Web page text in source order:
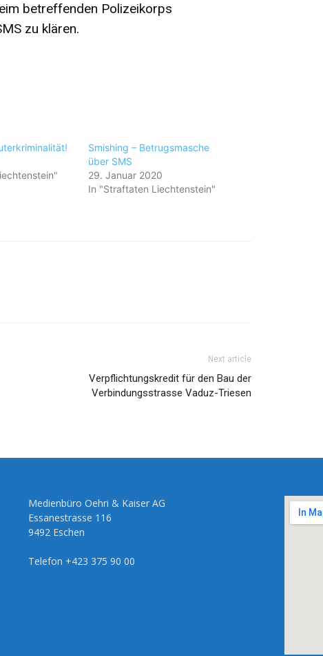
betreffenden Polizeikorps
zu klären.
Smishing – Betrugsmasche
über SMS
29. Januar 2020
In "Straftaten Liechtenstein"
Next article
Verpflichtungskredit für den Bau der
Verbindungsstrasse Vaduz-Triesen
Medienbüro Oehri & Kaiser AG
Essanestrasse 116
9492 Eschen
Telefon +423 375 90 00